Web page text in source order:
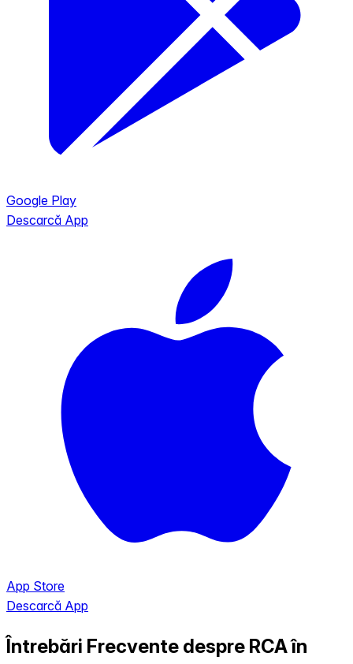
Google Play
Descarcă App
App Store
Descarcă App
Întrebări Frecvente despre RCA în